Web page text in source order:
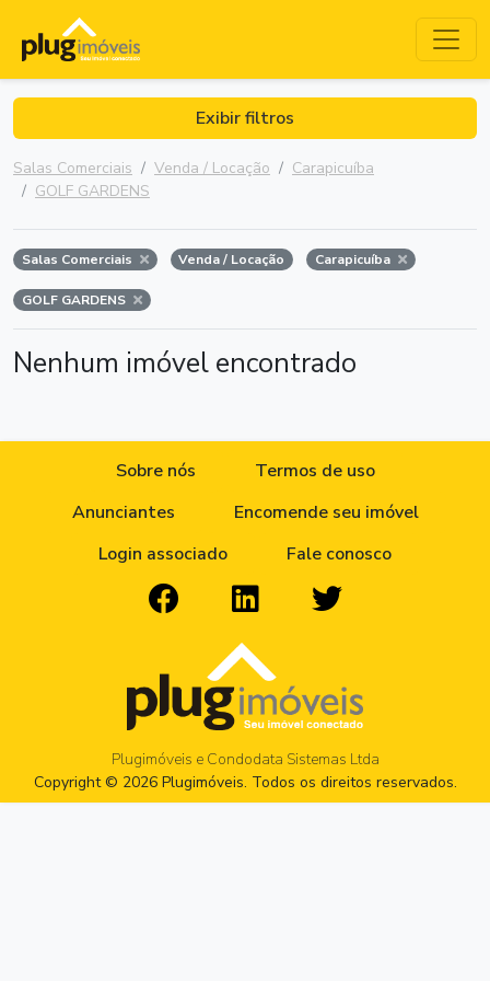
Exibir filtros
Salas Comerciais Venda / Locação
Carapicuíba
GOLF GARDENS
Salas Comerciais Venda / Locação Carapicuíba
GOLF GARDENS
Nenhum imóvel encontrado
Sobre nós
Termos de uso
Anunciantes
Encomende seu imóvel
Login associado
Fale conosco
Plugimóveis e Condodata Sistemas Ltda
Copyright © 2026 Plugimóveis. Todos os direitos reservados.